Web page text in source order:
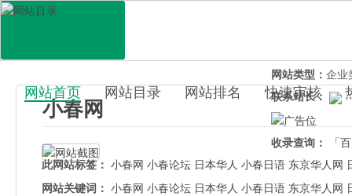
百科目录
网站首页 网站目录 网站排名 快速审核
小春网
网站类型： 企业
联系站长：
收录查询：
「
此网站标签： 小春网 小春论坛 日本华人 小春日语 东京华人网
网站关键词： 小春网 小春论坛 日本华人 小春日语 东京华人网